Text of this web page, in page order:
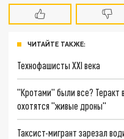
ЧИТАЙТЕ ТАКЖЕ:
Технофашисты XXI века
"Кротами" были все? Теракт
охотятся "живые дроны"
Таксист-мигрант зарезал